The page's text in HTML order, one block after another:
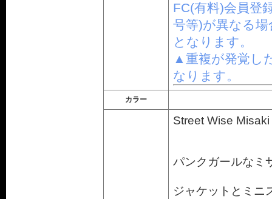
FC(有料)会員登
号等)が異なる
となります。
▲重複が発覚し
なります。
カラー
Street Wise Misaki
パンクガールなミ
ジャケットとミニ